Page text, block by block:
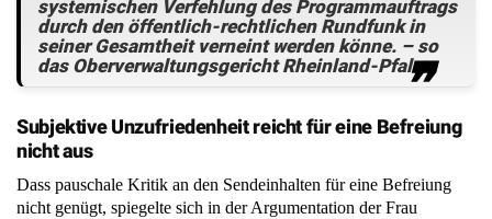
systemischen Verfehlung des Programmauftrags
durch den öffentlich-rechtlichen Rundfunk in
seiner Gesamtheit verneint werden könne. – so
das Oberverwaltungsgericht Rheinland-Pfalz
Subjektive Unzufriedenheit reicht für eine Befreiung
nicht aus
Dass pauschale Kritik an den Sendeinhalten für eine Befreiung
nicht genügt, spiegelte sich in der Argumentation der Frau